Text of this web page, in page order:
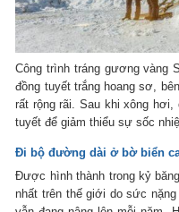
Công trình tráng gương vàng
đồng tuyết trắng hoang sơ,
rất rộng rãi. Sau khi xông
tuyết để giảm thiểu sự sốc
Đi bộ đường dài ở bờ biển
Được hình thành trong kỷ
nhất trên thế giới do sức